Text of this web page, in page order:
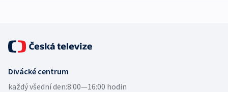
Divácké centrum
každý všední den:8:00—16:00 hodin